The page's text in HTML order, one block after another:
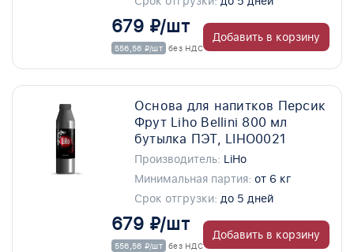
679 ₽/шт
556,56 ₽/шт без НДС
Добавить в корзину
Основа для напитков Персик
Фрут Liho Bellini 800 мл
бутылка ПЭТ, LIHO0021
Производитель: LiHo
Минимальная партия: от 6 кг
Срок отгрузки: до 5 дней
679 ₽/шт
556,56 ₽/шт без НДС
Добавить в корзину